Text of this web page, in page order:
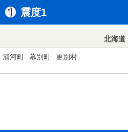
震度1
北海道
浦河町 幕別町 更別村